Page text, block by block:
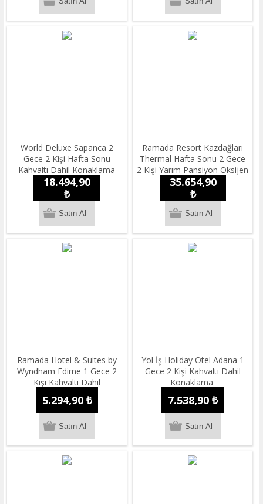
World Deluxe Sapanca 2
Gece 2 Kişi Hafta Sonu
Kahvaltı Dahil Konaklama
18.494,90
₺
Ramada Resort Kazdağları
Thermal Hafta Sonu 2 Gece
2 Kişi Yarım Pansiyon Oksijen
Konaklama Paketi
35.654,90
₺
Ramada Hotel & Suites by
Wyndham Edirne 1 Gece 2
Kişi Kahvaltı Dahil
Konaklama
5.294,90 ₺
Yol İş Holiday Otel Adana 1
Gece 2 Kişi Kahvaltı Dahil
Konaklama
7.538,90 ₺